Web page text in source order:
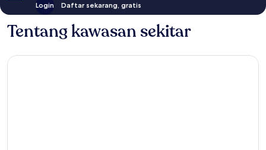
Login Daftar sekarang, gratis
Tentang kawasan sekitar